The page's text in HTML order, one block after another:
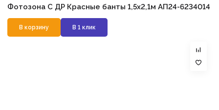
Фотозона С ДР Красные банты 1,5х2,1м АП24-6234014
В корзину В 1 клик